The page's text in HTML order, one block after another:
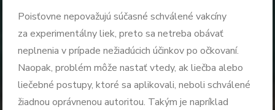
Poisťovne nepovažujú súčasné schválené vakcíny
za experimentálny liek, preto sa netreba obávať
neplnenia v prípade nežiadúcich účinkov po očkovaní.
Naopak, problém môže nastať vtedy, ak liečba alebo
liečebné postupy, ktoré sa aplikovali, neboli schválené
žiadnou oprávnenou autoritou. Takým je napríklad